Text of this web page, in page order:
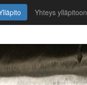
Yhteys ylläpitoon